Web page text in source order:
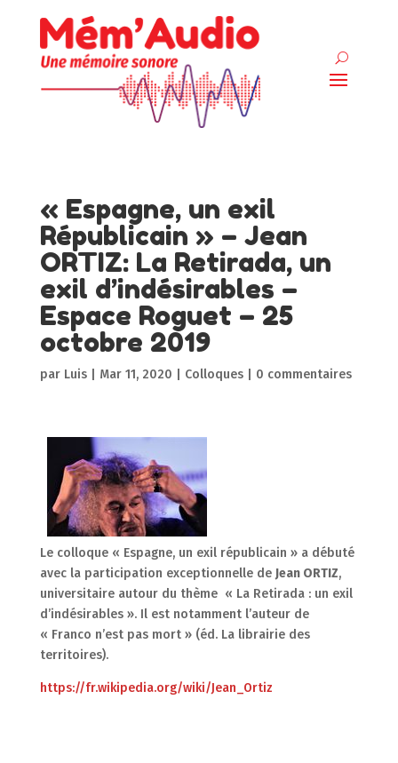
« Espagne, un exil
Républicain » – Jean
ORTIZ: La Retirada, un
exil d’indésirables –
Espace Roguet – 25
octobre 2019
par Luis| Mar 11, 2020 Colloques| 0 commentaires
Le colloque « Espagne, un exil républicain » a débuté
avec la participation exceptionnelle de Jean ORTIZ,
universitaire autour du thème « La Retirada : un exil
d’indésirables ». Il est notamment l’auteur de
« Franco n’est pas mort » (éd. La librairie des
territoires).
https://fr.wikipedia.org/wiki/Jean_Ortiz